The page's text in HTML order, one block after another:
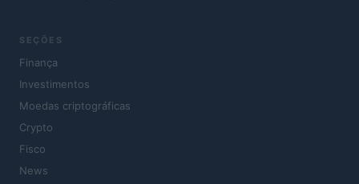
SEÇÕES
Finança
Investimentos
Moedas criptográficas
Crypto
Fisco
News